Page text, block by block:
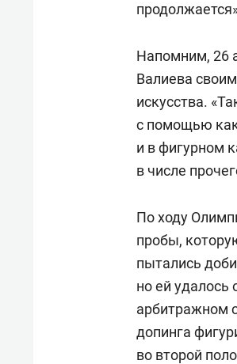
Напомним, 26
Валиева
искусства.
с помощью
и в фигурном
в числе
По ходу
пробы,
пытались
но ей удалось
арбитражном
допинга
во второй